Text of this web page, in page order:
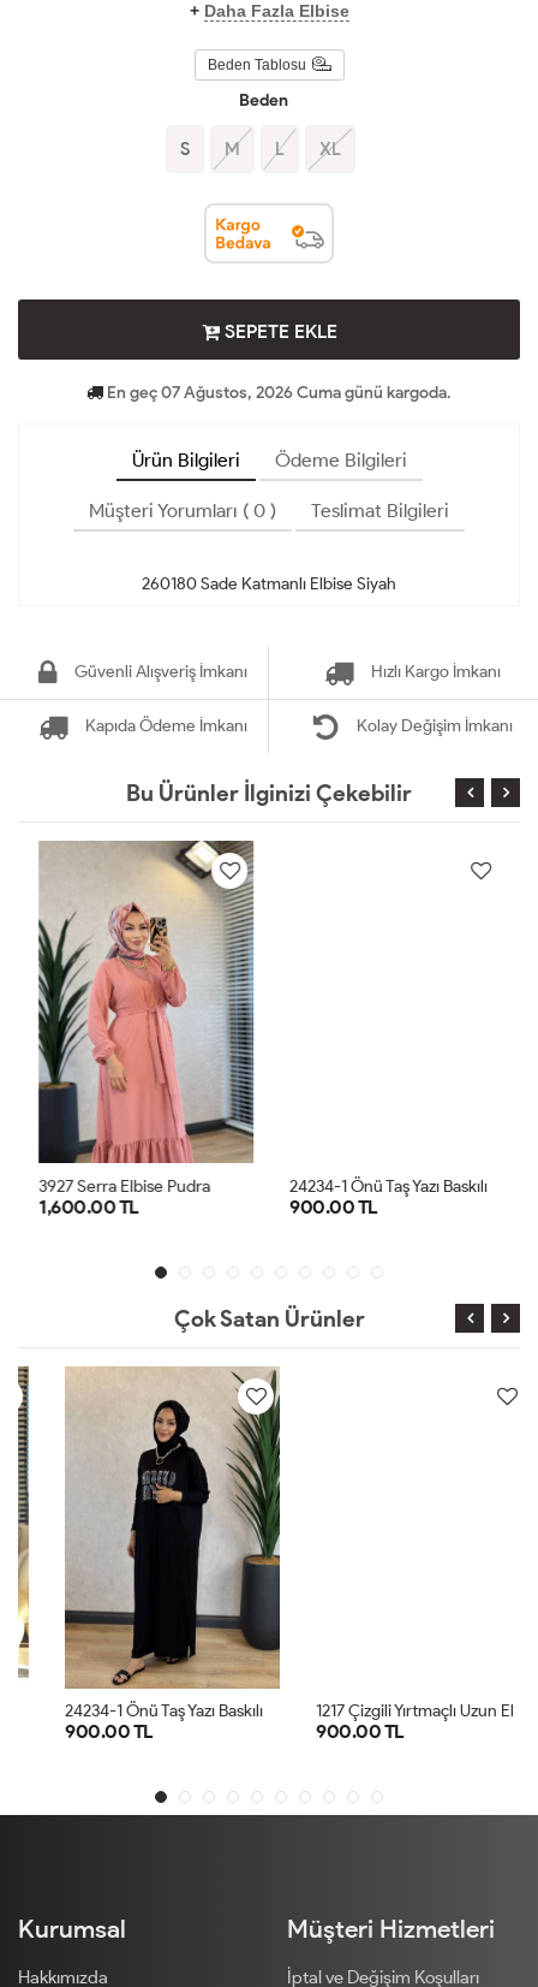
+ Daha Fazla Elbise
Beden Tablosu
Beden
S M L XL
SEPETE EKLE
En geç 07 Ağustos, 2026 Cuma günü kargoda.
Ürün Bilgileri Ödeme Bilgileri
Müşteri Yorumları ( 0 ) Teslimat Bilgileri
Güvenli Alışveriş İmkanı Hızlı Kargo İmkanı
Kapıda Ödeme İmkanı Kolay Değişim İmkanı
Bu Ürünler İlginizi Çekebilir
3927 Serra Elbise Pudra
1,600.00 TL 900.00 TL
Çok Satan Ürünler
2
4234-1 Önü Taş Yazı Baskılı Penye Elbise Siyah
900.00 TL 900.00 TL
Kurumsal
Hakkımızda
Müşteri Hizmetleri
İptal ve Değişim Koşulları